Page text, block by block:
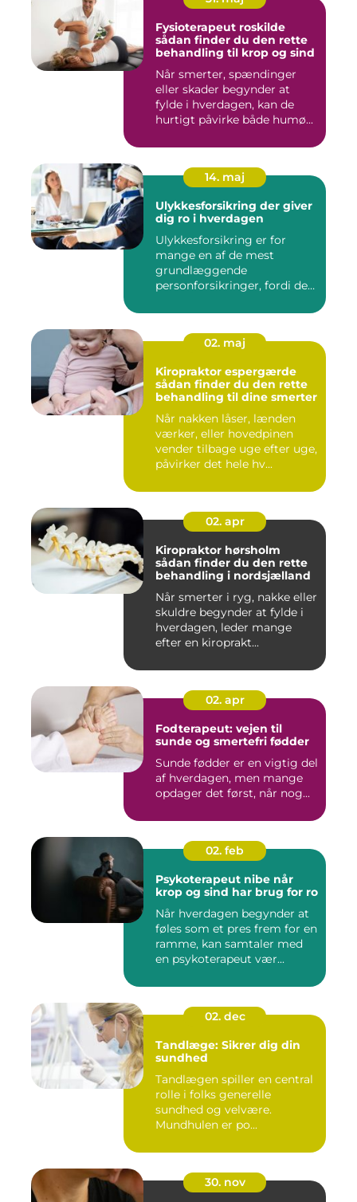
Fysioterapeut roskilde
sådan finder du den rette
behandling til krop og sind
Når smerter, spændinger
eller skader begynder at
fylde i hverdagen, kan de
hurtigt påvirke både humø...
14. maj
Ulykkesforsikring der giver
dig ro i hverdagen
Ulykkesforsikring er for
mange en af de mest
grundlæggende
personforsikringer, fordi den
02. maj
Kiropraktor espergærde
sådan finder du den rette
behandling til dine smerter
Når nakken låser, lænden
værker, eller hovedpinen
vender tilbage uge efter uge,
påvirker det hele hv...
02. apr
Kiropraktor hørsholm
sådan finder du den rette
behandling i nordsjælland
Når smerter i ryg, nakke eller
skuldre begynder at fylde i
hverdagen, leder mange
efter en kiroprakt...
02. apr
Fodterapeut: vejen til
sunde og smertefri fødder
Sunde fødder er en vigtig del
af hverdagen, men mange
opdager det først, når nog...
02. feb
Psykoterapeut nibe når
krop og sind har brug for ro
Når hverdagen begynder at
føles som et pres frem for en
ramme, kan samtaler med
en psykoterapeut vær...
02. dec
Tandlæge: Sikrer dig din
sundhed
Tandlægen spiller en central
rolle i folks generelle
sundhed og velvære.
Mundhulen er po...
30. nov